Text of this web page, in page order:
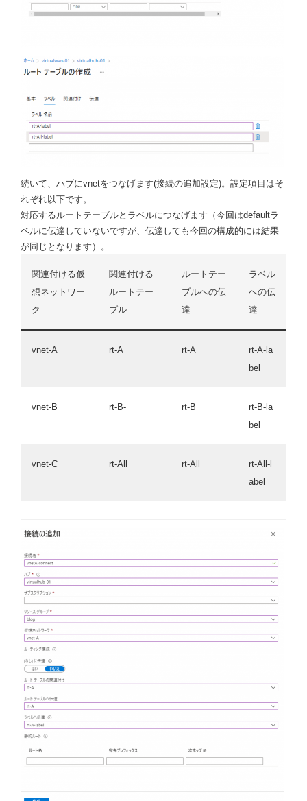
続いて、ハブにvnetをつなげます(接続の追加設定)。設定項目はそ
れぞれ以下です。
対応するルートテーブルとラベルにつなげます（今回はdefaultラ
ベルに伝達していないですが、伝達しても今回の構成的には結果
が同じとなります）。
関連付ける仮
想ネットワー
ク
関連付ける
ルートテー
ブル
ルートテー
ブルへの伝
達
ラベル
への伝
達
vnet-A rt-A rt-A
rt-A-la
bel
vnet-B rt-B- rt-B
rt-B-la
bel
vnet-C rt-All rt-All
rt-All-l
abel